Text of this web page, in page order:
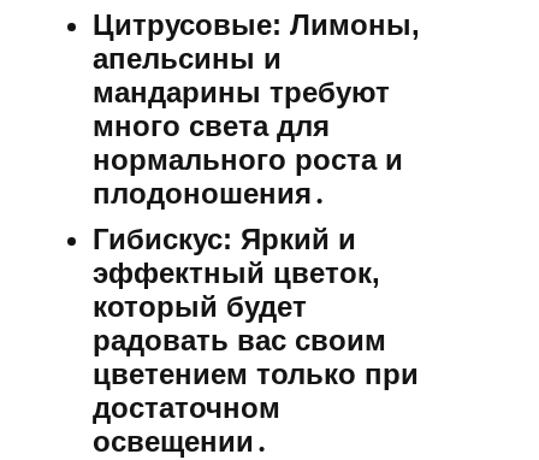
Цитрусовые: Лимоны,
апельсины и
мандарины требуют
много света для
нормального роста и
плодоношения․
Гибискус: Яркий и
эффектный цветок,
который будет
радовать вас своим
цветением только при
достаточном
освещении․